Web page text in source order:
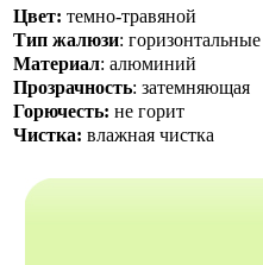
Цвет: темно-травяной
Тип жалюзи: горизонтальные
Материал: алюминий
Прозрачность: затемняющая
Горючесть: не горит
Чистка: влажная чистка